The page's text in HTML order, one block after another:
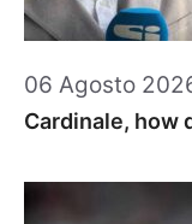
06 Agosto
Cardinale, how